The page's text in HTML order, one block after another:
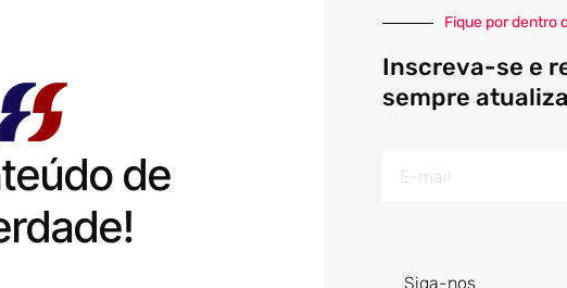
de
Fique por dentro
Inscreva-se e
sempre
Siga-nos